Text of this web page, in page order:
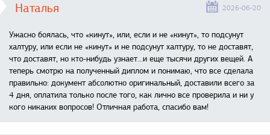
Наталья 2026-06-20
Ужасно боялась, что «кинут», или, если и не «кинут», то подсунут
халтуру, или если не «кинут» и не подсунут халтуру, то не доставят,
что доставят, но кто-нибудь узнает...и еще тысячи других вещей. А
теперь смотрю на полученный диплом и понимаю, что все сделала
правильно: документ абсолютно оригинальный, доставили всего за
4 дня, оплатила только после того, как лично все проверила и ни у
кого никаких вопросов! Отличная работа, спасибо вам!